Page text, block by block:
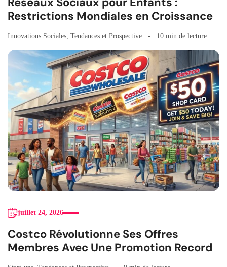
Restrictions Mondiales en Croissance
Innovations Sociales Tendances et Prospective 10 min de lecture
juillet 24, 2026
Costco Révolutionne Ses Offres
Membres Avec Une Promotion Record